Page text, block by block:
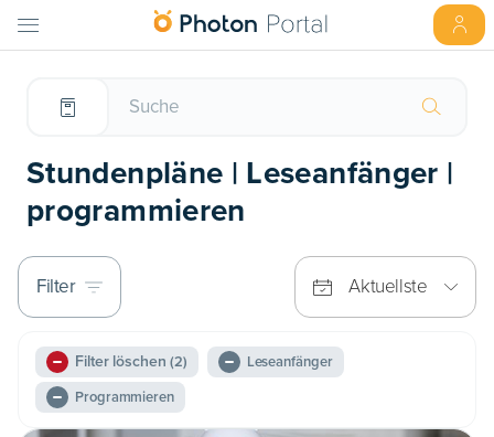
Stundenpläne | Leseanfänger |
programmieren
Filter Aktuellste
Filter löschen (2)
Leseanfänger
Programmieren